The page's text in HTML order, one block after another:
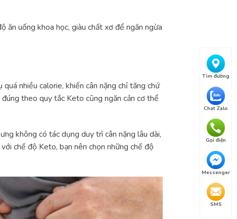
Tìm đường
Chat Zalo
Gọi điện
Messenger
SMS
ăn uống khoa học, giàu chất xơ để ngăn ngừa
nhiều calorie, khiến cân nặng chỉ tăng chứ
theo quy tắc Keto cũng ngăn cản cơ thể
không có tác dụng duy trì cân nặng lâu dài,
chế độ Keto, bạn nên chọn những chế độ